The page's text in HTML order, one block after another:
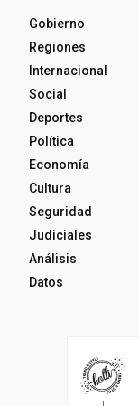
Gobierno
Regiones
Internacional
Social
Deportes
Política
Economía
Cultura
Seguridad
Judiciales
Análisis
Datos